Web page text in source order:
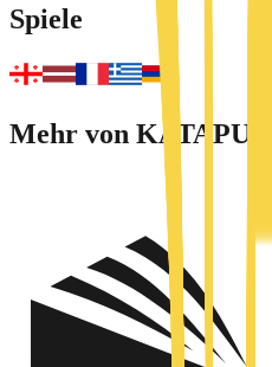
Spiele
Mehr von KATAPULT